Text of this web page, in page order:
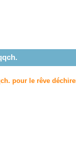
pour le rêve